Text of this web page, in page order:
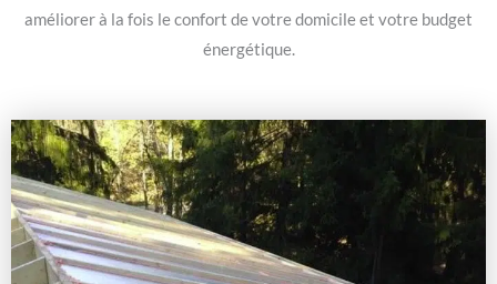
améliorer à la fois le confort de votre domicile et votre budget
énergétique.